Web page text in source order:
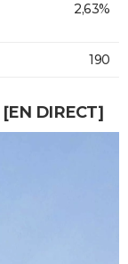
2,63%
190
DIRECT]